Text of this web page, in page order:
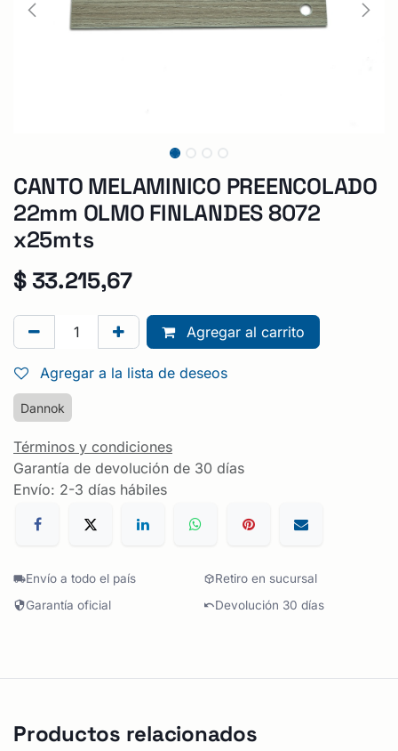
CANTO MELAMINICO PREENCOLADO
22mm OLMO FINLANDES 8072
x25mts
$33.215,67
Agregar al carrito
Agregar a la lista de deseos
Dannok
Términos y condiciones
Garantía de devolución de 30 días
Envío: 2-3 días hábiles
Envío a todo el país
Retiro en sucursal
Garantía oficial
Devolución 30 días
Productos relacionados